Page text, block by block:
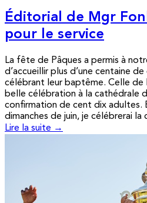
Éditorial de Mgr
pour le service
La fête de Pâques a permis à
d’accueillir plus d’une centaine
célébrant leur baptême. Celle
belle célébration à la cathédrale
confirmation de cent dix adultes.
dimanches de juin, je célébrerai la
Lire la suite →